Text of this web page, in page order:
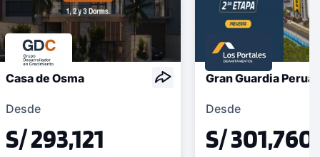
Casa de Osma
Desde
S/ 293,121
Gran Guardia
Desde
S/ 301,760